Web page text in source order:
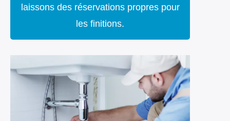
laissons des réservations propres pour
les finitions.